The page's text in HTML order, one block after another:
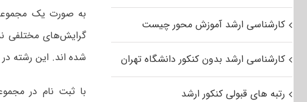
به صورت یک
گرایش‌های مختلفی
شده اند. این رشته در مجموع ۶
با ثبت نام در
کارشناسی ارشد آموزش محور چیست
کارشناسی ارشد بدون کنکور دانشگاه تهران
رتبه های قبولی کنکور ارشد